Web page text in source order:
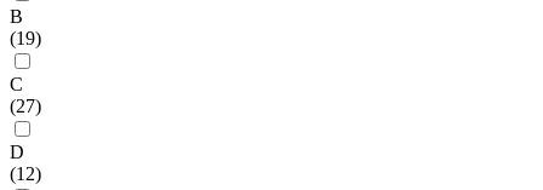
B
(19)
C
(27)
D
(12)